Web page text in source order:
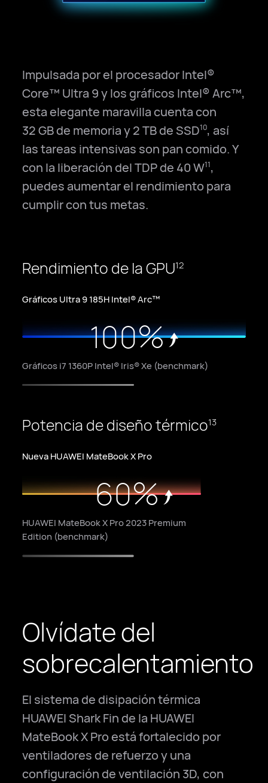
Impulsada por el procesador Intel®
Core™ Ultra 9 y los gráficos Intel® Arc™,
esta elegante maravilla cuenta con
32 GB de memoria y 2 TB de SSD10, así
las tareas intensivas son pan comido. Y
con la liberación del TDP de 40 W11,
puedes aumentar el rendimiento para
cumplir con tus metas.
Rendimiento de la GPU12
Gráficos Ultra 9 185H Intel® Arc™
1
1
2
3
4
5
6
8
9
0
1
2
3
4
5
6
8
9
0%
Gráficos i7 1360P Intel® Iris® Xe (benchmark)
Potencia de diseño térmico13
Nueva HUAWEI MateBook X Pro
0
1
2
4
5
6
7
8
0
0
2
3
4
5
6
8
9
0%
HUAWEI MateBook X Pro 2023 Premium
Edition (benchmark)
Olvídate del
sobrecalentamiento
El sistema de disipación térmica
HUAWEI Shark Fin de la HUAWEI
MateBook X Pro está fortalecido por
ventiladores de refuerzo y una
configuración de ventilación 3D, con